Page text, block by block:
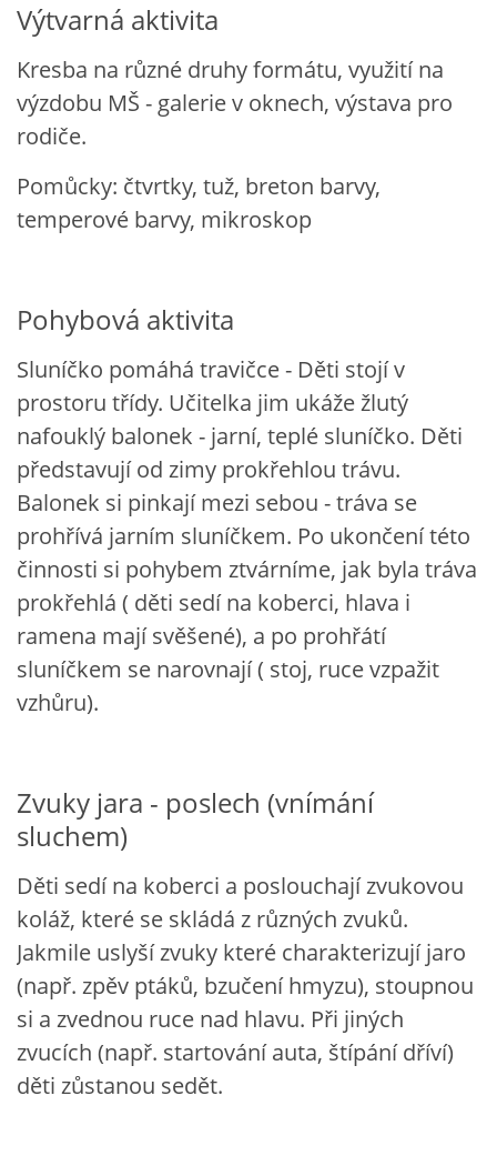
RECENZE NA KNIHY
RECENZE NA HRAČKY
MIKULÁŠSKÁ NADÍLKA
UČTE DĚTI PROŽITKEM
ŠABLONY
SENZORY PLAY
DOPORUČUJI
POLYTECHNICKÉ ČINNOSTI
PORTFÓLIO DÍTĚTE
POKUSY
POZITIVNÍ AFIRMACE PRO DĚTI
PSYCHOHYGIENA PRO UČITELKY
UČITELSKÁ SEBEREFLEXE
DĚTSKÝ VZTEK
Výtvarná aktivita
Kresba na různé druhy formátu, využití na
výzdobu MŠ - galerie v oknech, výstava pro
rodiče.
Pomůcky: čtvrtky, tuž, breton barvy,
temperové barvy, mikroskop
Pohybová aktivita
Sluníčko pomáhá travičce - Děti stojí v
prostoru třídy. Učitelka jim ukáže žlutý
nafouklý balonek - jarní, teplé sluníčko. Děti
představují od zimy prokřehlou trávu.
Balonek si pinkají mezi sebou - tráva se
prohřívá jarním sluníčkem. Po ukončení této
činnosti si pohybem ztvárníme, jak byla tráva
prokřehlá ( děti sedí na koberci, hlava i
ramena mají svěšené), a po prohřátí
sluníčkem se narovnají ( stoj, ruce vzpažit
vzhůru).
Zvuky jara - poslech (vnímání
sluchem)
Děti sedí na koberci a poslouchají zvukovou
koláž, které se skládá z různých zvuků.
Jakmile uslyší zvuky které charakterizují jaro
(např. zpěv ptáků, bzučení hmyzu), stoupnou
si a zvednou ruce nad hlavu. Při jiných
zvucích (např. startování auta, štípání dříví)
děti zůstanou sedět.